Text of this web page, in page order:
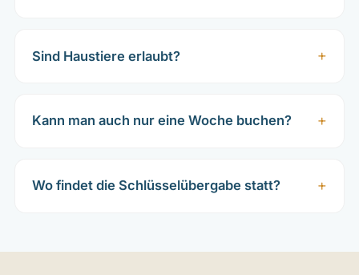
Sind Haustiere erlaubt?
Kann man auch nur eine Woche buchen?
Wo findet die Schlüsselübergabe statt?